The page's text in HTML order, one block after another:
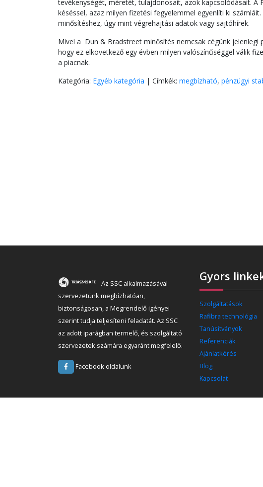
tevékenységét, méretét, tulajdonosait, azok kapcsolódásait.
késéssel, azaz milyen fizetési fegyelemmel egyenlíti ki
minősítéshez, úgy mint végrehajtási adatok vagy sajtóhírek.
Mivel a Dun & Bradstreet minősítés nemcsak cégünk
hogy ez elkövetkező egy évben milyen valószínűséggel válik
a piacnak.
Kategória: Egyéb kategória | Címkék: megbízható, pénzügyi
Az SSC alkalmazásával
szervezetünk megbízhatóan,
biztonságosan, a Megrendelő igényei
szerint tudja teljesíteni feladatát. Az SSC
az adott iparágban termelő, és szolgáltató
szervezetek számára egyaránt megfelelő.
Facebook oldalunk
Gyors
Szolgáltatások
Rafibra technológia
Tanúsítványok
Referenciák
Ajánlatkérés
Blog
Kapcsolat